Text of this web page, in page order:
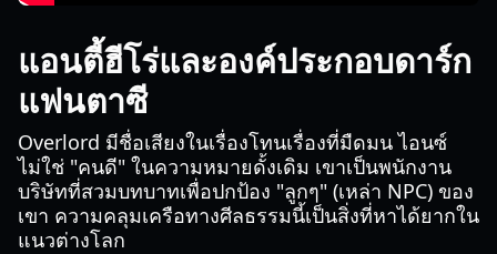
แอนตี้ฮีโร่และองค์ประกอบดาร์ก
แฟนตาซี
Overlord มีชื่อเสียงในเรื่องโทนเรื่องที่มืดมน ไอนซ์
ไม่ใช่ "คนดี" ในความหมายดั้งเดิม เขาเป็นพนักงาน
บริษัทที่สวมบทบาทเพื่อปกป้อง "ลูกๆ" (เหล่า NPC) ของ
เขา ความคลุมเครือทางศีลธรรมนี้เป็นสิ่งที่หาได้ยากใน
แนวต่างโลก